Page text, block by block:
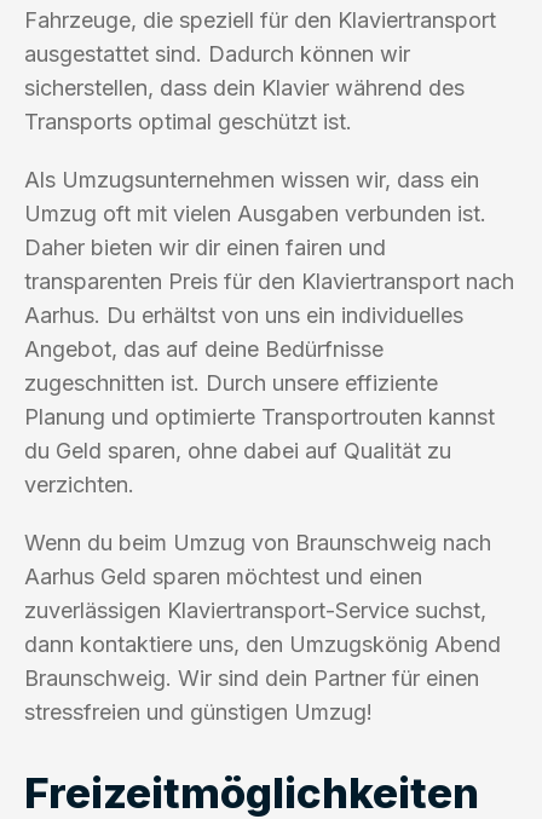
Fahrzeuge, die speziell für den Klaviertransport
ausgestattet sind. Dadurch können wir
sicherstellen, dass dein Klavier während des
Transports optimal geschützt ist.
Als Umzugsunternehmen wissen wir, dass ein
Umzug oft mit vielen Ausgaben verbunden ist.
Daher bieten wir dir einen fairen und
transparenten Preis für den Klaviertransport nach
Aarhus. Du erhältst von uns ein individuelles
Angebot, das auf deine Bedürfnisse
zugeschnitten ist. Durch unsere effiziente
Planung und optimierte Transportrouten kannst
du Geld sparen, ohne dabei auf Qualität zu
verzichten.
Wenn du beim Umzug von Braunschweig nach
Aarhus Geld sparen möchtest und einen
zuverlässigen Klaviertransport-Service suchst,
dann kontaktiere uns, den Umzugskönig Abend
Braunschweig. Wir sind dein Partner für einen
stressfreien und günstigen Umzug!
Freizeitmöglichkeiten